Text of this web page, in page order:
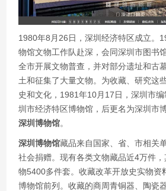
1980年8月26日，深圳经济特区成立。
物馆文物工作队赴深，会同深圳市图书
全市开展文物普查，并对部分遗址和古
土和征集了大量文物。为收藏、研究这
史和文化，1981年10月17日，深圳市
圳市经济特区博物馆，后更名为深圳市
深圳博物馆。
深圳博物馆藏品来自国家、省、市相关
社会捐赠。现有各类文物藏品近4万件
物5400多件套。收藏改革开放史实物资
博物馆前列。收藏的商周青铜器、陶瓷